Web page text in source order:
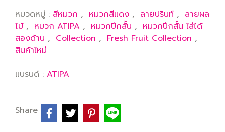
หมวดหมู่ : สีหมวก , หมวกสีแดง , ลายปรินท์ , ลายผล
ไม้ , หมวก ATIPA , หมวกปีกสั้น , หมวกปีกสั้น ใส่ได้
สองด้าน , Collection , Fresh Fruit Collection ,
สินค้าใหม่
แบรนด์ : ATIPA
Share